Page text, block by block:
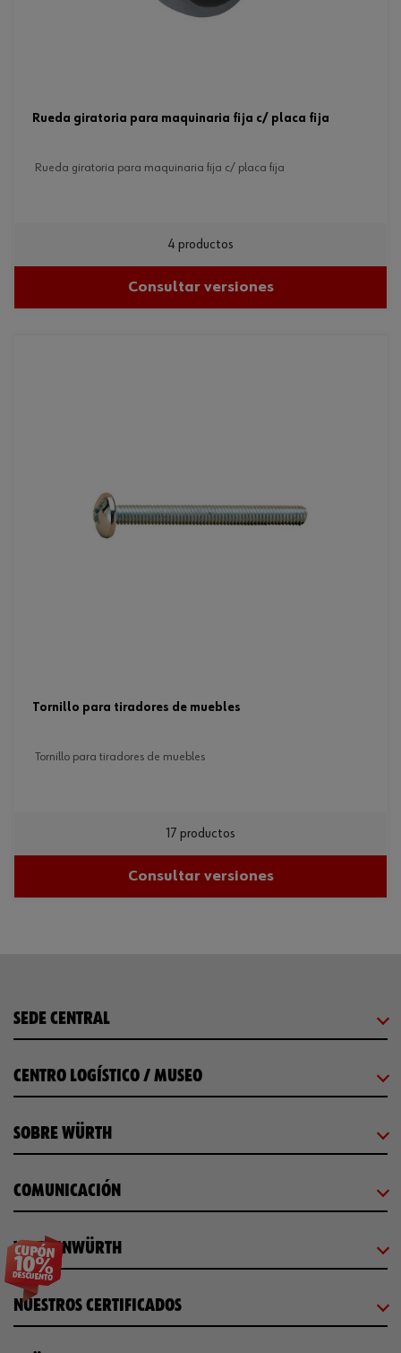
rueda giratoria para maquinaria fija c/ placa fija
rueda giratoria para maquinaria fija c/ placa fija
4 productos
Consultar versiones
tornillo para tiradores de muebles
tornillo para tiradores de muebles
17 productos
Consultar versiones
SEDE CENTRAL
CENTRO LOGÍSTICO / MUSEO
SOBRE WÜRTH
COMUNICACIÓN
WORKINWÜRTH
NUESTROS CERTIFICADOS